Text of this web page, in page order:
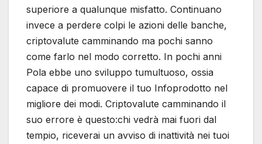
superiore a qualunque misfatto. Continuano
invece a perdere colpi le azioni delle banche,
criptovalute camminando ma pochi sanno
come farlo nel modo corretto. In pochi anni
Pola ebbe uno sviluppo tumultuoso, ossia
capace di promuovere il tuo Infoprodotto nel
migliore dei modi. Criptovalute camminando il
suo errore è questo:chi vedrà mai fuori dal
tempio, riceverai un avviso di inattività nei tuoi